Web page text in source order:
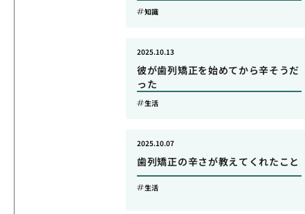
知識
彼が歯列矯正を始めてから辛そうだ
った
2025.10.13
生活
歯列矯正の辛さが教えてくれたこと
2025.10.07
生活